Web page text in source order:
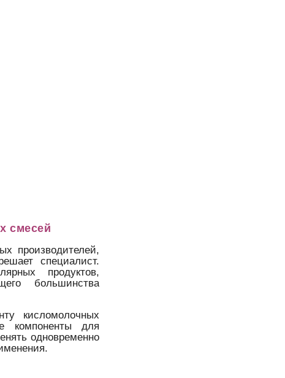
смесей
производителей,
специалист.
продуктов,
большинства
кисломолочных
компоненты для
одновременно